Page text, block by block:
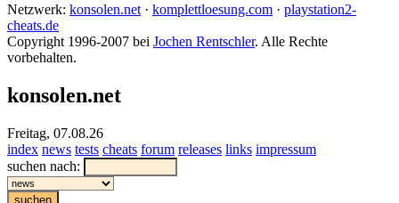
Netzwerk: konsolen.net · komplettloesung.com · playstation2-
cheats.de
Copyright 1996-2007 bei Jochen Rentschler. Alle Rechte
vorbehalten.
konsolen.net
Freitag, 07.08.26
index news tests cheats forum releases links impressum
suchen nach: